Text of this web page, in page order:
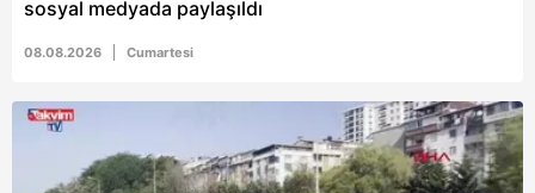
sosyal medyada paylaşıldı
08.08.2026 Cumartesi